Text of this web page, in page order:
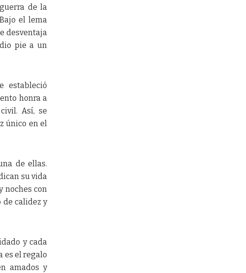
de la
el lema
desventaja
pie a un
estableció
honra a
Así, se
único en el
de ellas.
su vida
noches con
de calidez y
y cada
es el regalo
amados y